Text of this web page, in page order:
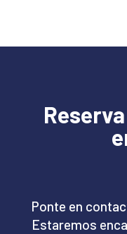
Ponte en
Estaremos